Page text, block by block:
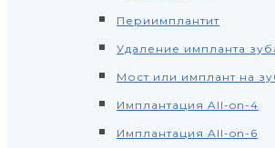
Периимплантит
Удаление импланта
Мост или имплант на
Имплантация All-on-4
Имплантация All-on-6